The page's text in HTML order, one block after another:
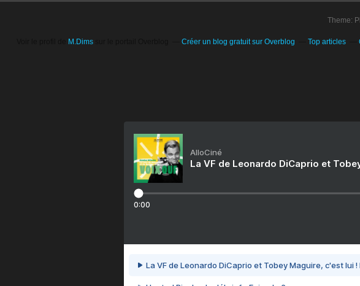
Theme:
M.Dimssur le portail Overblog Créer un blog gratuit sur Overblog Top articles
AlloCiné
La VF de Leonardo DiCaprio et
0:00
La VF de Leonardo DiCaprio et Tobey Maguire, c'est lui